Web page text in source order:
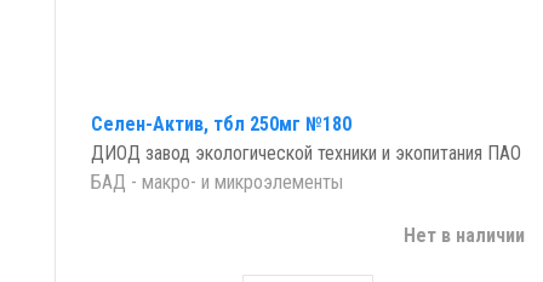
Селен-Актив, тбл 250мг №180
ДИОД завод экологической техники и экопитания ПАО
БАД - макро- и микроэлементы
Нет в наличии